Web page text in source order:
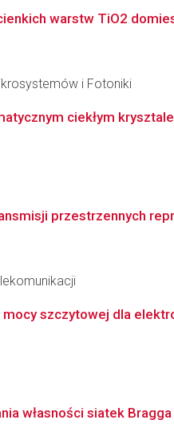
warstw TiO2
i Fotoniki
ciekłym
przestrzennych
szczytowej dla
własności siatek